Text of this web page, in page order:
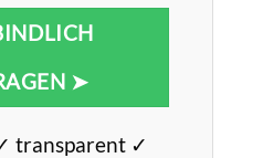
➤
transparent ✓